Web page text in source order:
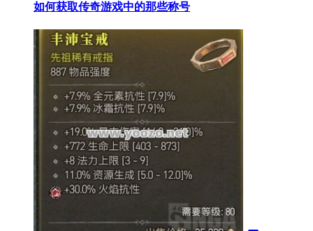
如何获取传奇游戏中的那些称号